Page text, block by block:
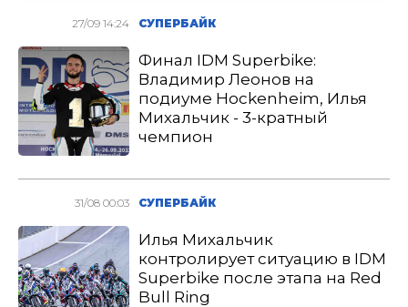
27/09 14:24 СУПЕРБАЙК
Финал IDM Superbike:
Владимир Леонов на
подиуме Hockenheim, Илья
Михальчик - 3-кратный
чемпион
31/08 00:03 СУПЕРБАЙК
Илья Михальчик
контролирует ситуацию в IDM
Superbike после этапа на Red
Bull Ring